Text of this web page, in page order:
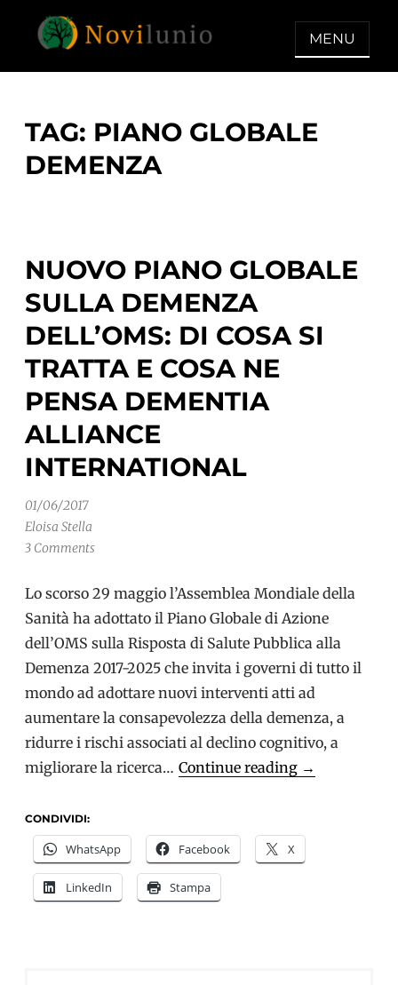
NOVILUNIO
Un aiuto con concreto dopo la
MENU
TAG: PIANO GLOBALE
DEMENZA
NUOVO PIANO GLOBALE
SULLA DEMENZA
DELL’OMS: DI COSA SI
TRATTA E COSA NE
PENSA DEMENTIA
ALLIANCE
INTERNATIONAL
01/06/2017
Eloisa Stella
3 Comments
Lo scorso 29 maggio l’Assemblea Mondiale della
Sanità ha adottato il Piano Globale di Azione
dell’OMS sulla Risposta di Salute Pubblica alla
Demenza 2017-2025 che invita i governi di tutto il
mondo ad adottare nuovi interventi atti ad
aumentare la consapevolezza della demenza, a
ridurre i rischi associati al declino cognitivo, a
migliorare la ricerca… Continue reading Nuovo
sulla
Demenza
→
CONDIVIDI:
WhatsApp Facebook X
LinkedIn Stampa